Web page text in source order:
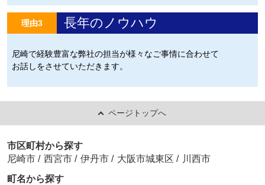
理由3 長年のノウハウ
尼崎で経験豊富な弊社の担当が様々なご事情に合わせて
お話しをさせていただきます。
ページトップへ
市区町村から探す
尼崎市 / 西宮市 / 伊丹市 / 大阪市城東区 / 川西市
町名から探す